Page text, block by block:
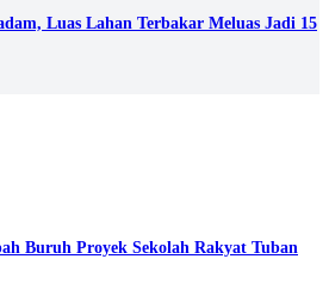
Luas Lahan Terbakar Meluas Jadi 15
Buruh Proyek Sekolah Rakyat Tuban